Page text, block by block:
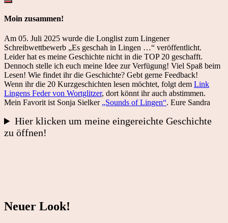
Moin zusammen!
Am 05. Juli 2025 wurde die Longlist zum Lingener
Schreibwettbewerb „Es geschah in Lingen …“ veröffentlicht.
Leider hat es meine Geschichte nicht in die TOP 20 geschafft.
Dennoch stelle ich euch meine Idee zur Verfügung! Viel Spaß beim
Lesen! Wie findet ihr die Geschichte? Gebt gerne Feedback!
Wenn ihr die 20 Kurzgeschichten lesen möchtet, folgt dem Link
Lingens Feder von Wortglitzer, dort könnt ihr auch abstimmen.
Mein Favorit ist Sonja Sielker „Sounds of Lingen“. Eure Sandra
Hier klicken um meine eingereichte Geschichte
zu öffnen!
Neuer Look!